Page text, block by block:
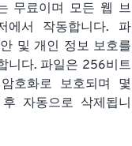
무료이며 모든 웹 브
에서 작동합니다. 파
및 개인 정보 보호를
니다. 파일은 256비트
호화로 보호되며 몇
자동으로 삭제됩니